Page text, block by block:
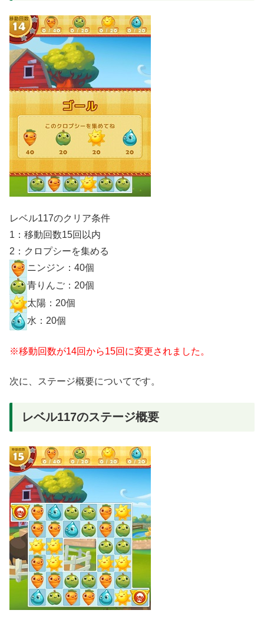
レベル117のクリア条件
1：移動回数15回以内
2：クロプシーを集める
ニンジン：40個
青りんご：20個
太陽：20個
水：20個
※移動回数が14回から15回に変更されました。
次に、ステージ概要についてです。
レベル117のステージ概要